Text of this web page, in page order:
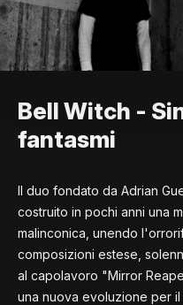
Bell Witch -
fantasmi
Il duo fondato da Adrian
costruito in pochi anni una
malinconica, unendo
composizioni estese,
al capolavoro "Mirror
una nuova evoluzione per